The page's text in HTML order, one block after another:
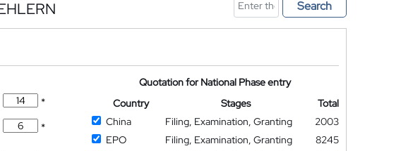
Search
*
*
Quotation for National Phase entry
Country
Stages
Total
China
Filing, Examination, Granting
2003
EPO
Filing, Examination, Granting
8245